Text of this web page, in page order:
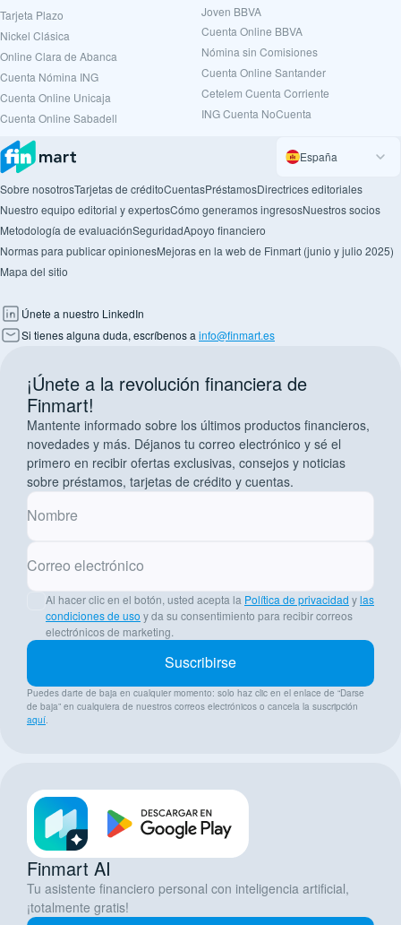
Tarjeta Plazo
Nickel Clásica
Online Clara de Abanca
Cuenta Nómina ING
Cuenta Online Unicaja
Cuenta Online Sabadell
Joven BBVA
Cuenta Online BBVA
Nómina sin Comisiones
Cuenta Online Santander
Cetelem Cuenta Corriente
ING Cuenta NoCuenta
España
Sobre nosotrosTarjetas de créditoCuentasPréstamosDirectrices editoriales
Nuestro equipo editorial y expertosCómo generamos ingresosNuestros socios
Metodología de evaluaciónSeguridadApoyo financiero
Normas para publicar opinionesMejoras en la web de Finmart (junio y julio 2025)
Mapa del sitio
Únete a nuestro LinkedIn
Si tienes alguna duda, escríbenos a info@finmart.es
¡Únete a la revolución financiera de
Finmart!
Mantente informado sobre los últimos productos financieros,
novedades y más. Déjanos tu correo electrónico y sé el
primero en recibir ofertas exclusivas, consejos y noticias
sobre préstamos, tarjetas de crédito y cuentas.
Nombre
Correo electrónico
Al hacer clic en el botón, usted acepta la Política de privacidad ylas
condiciones de uso y da su consentimiento para recibir correos
electrónicos de marketing.
Suscribirse
Puedes darte de baja en cualquier momento: solo haz clic en el enlace de “Darse
de baja” en cualquiera de nuestros correos electrónicos o cancela la suscripción
aquí.
Finmart AI
Tu asistente financiero personal con inteligencia artificial,
¡totalmente gratis!